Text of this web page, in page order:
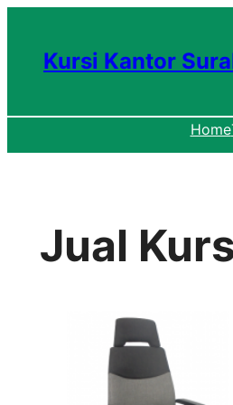
Kursi Kantor
Home
Jual